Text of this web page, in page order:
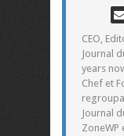
CEO,
Journal
years
Chef et
Journal
ZoneWP